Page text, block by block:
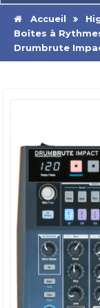
Accueil
Boîtes à
Drumbrute